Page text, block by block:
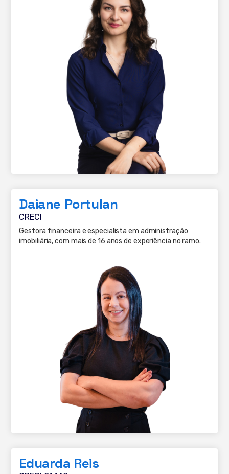
Daiane Portulan
CRECI
Gestora financeira e especialista em administração
imobiliária, com mais de 16 anos de experiência no ramo.
Eduarda Reis